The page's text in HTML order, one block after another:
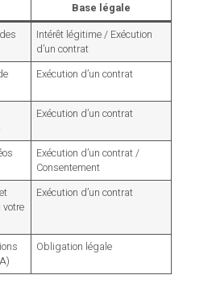
Base légale
Intérêt légitime / Exécution
d’un contrat
Exécution d’un contrat
Exécution d’un contrat
Exécution d’un contrat /
Consentement
Exécution d’un contrat
Obligation légale